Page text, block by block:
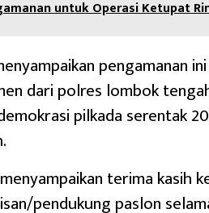
untuk Operasi Ketupat
pengamanan
dari polres lombok
pilkada serentak
terima kasih
pendukung paslon